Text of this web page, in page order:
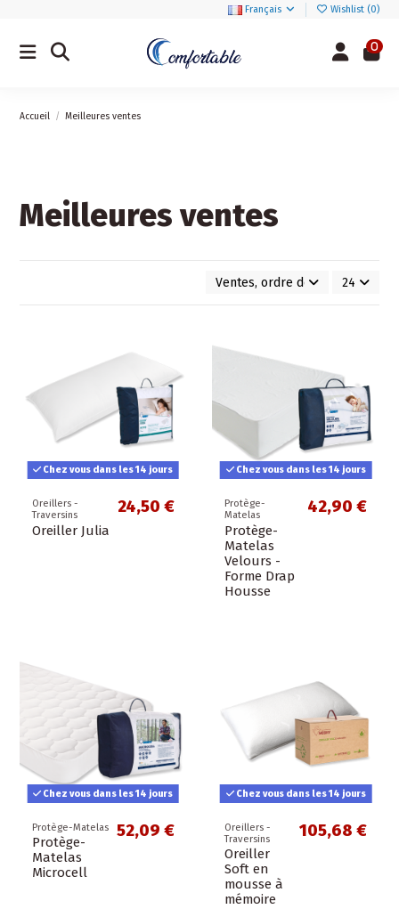
Français Wishlist (0)
0
Accueil Meilleures ventes
Meilleures ventes
Ventes, ordre décroissant
24
Chez vous dans les 14 jours
Oreillers -
Traversins
Oreiller Julia
24,50 €
Chez vous dans les 14 jours
Protège-
Matelas
Protège-
Matelas
Velours -
Forme Drap
Housse
42,90 €
Chez vous dans les 14 jours
Protège-Matelas
Protège-
Matelas
Microcell
52,09 €
Chez vous dans les 14 jours
Oreillers -
Traversins
Oreiller
Soft en
mousse à
mémoire
105,68 €